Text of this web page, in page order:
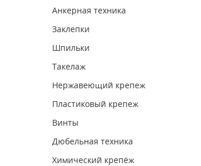
Анкерная техника
Заклепки
Шпильки
Такелаж
Нержавеющий крепеж
Пластиковый крепеж
Винты
Дюбельная техника
Химический крепёж